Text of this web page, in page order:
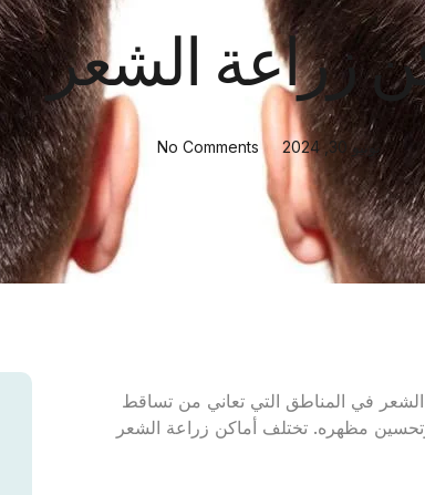
زراعة الشعر
يونيو 30, 2024 No Comments
في المناطق التي تعاني من تساقط
وتحسين مظهره. تختلف أماكن زراعة الشعر